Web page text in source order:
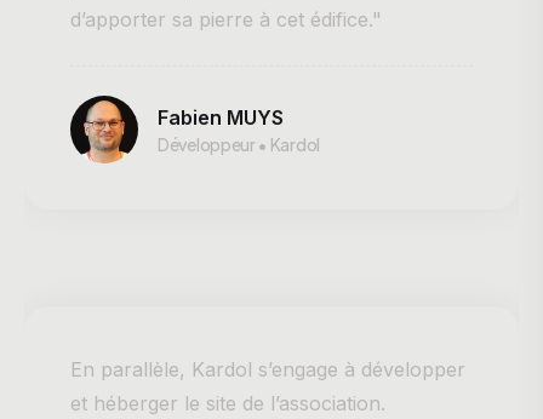
d’apporter sa pierre à cet édifice."
Fabien MUYS
Développeur • Kardol
En parallèle, Kardol s’engage à développer
et héberger le site de l’association.